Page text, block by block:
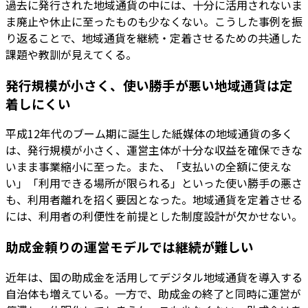
過去に発行された地域通貨の中には、十分に活用されないま
ま廃止や休止に至ったものも少なくない。こうした事例を振
り返ることで、地域通貨を継続・定着させるための共通した
課題や教訓が見えてくる。
発行規模が小さく、使い勝手が悪い地域通貨は定
着しにくい
平成12年代のブーム期に誕生した紙媒体の地域通貨の多く
は、発行規模が小さく、運営主体が十分な収益を確保できな
いまま事業縮小に至った。また、「支払いの全額に使えな
い」「利用できる場所が限られる」といった使い勝手の悪さ
も、利用者離れを招く要因となった。地域通貨を定着させる
には、利用者の利便性を前提とした制度設計が欠かせない。
助成金頼りの運営モデルでは継続が難しい
近年は、国の助成金を活用してデジタル地域通貨を導入する
自治体も増えている。一方で、助成金の終了と同時に運営が